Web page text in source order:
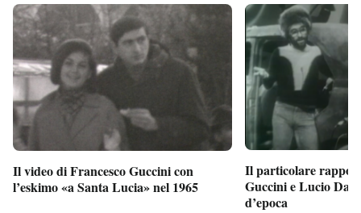
Il video di Francesco Guccini con
l’eskimo «a Santa Lucia» nel 1965
Il particolare
Guccini e Lucio
d’epoca